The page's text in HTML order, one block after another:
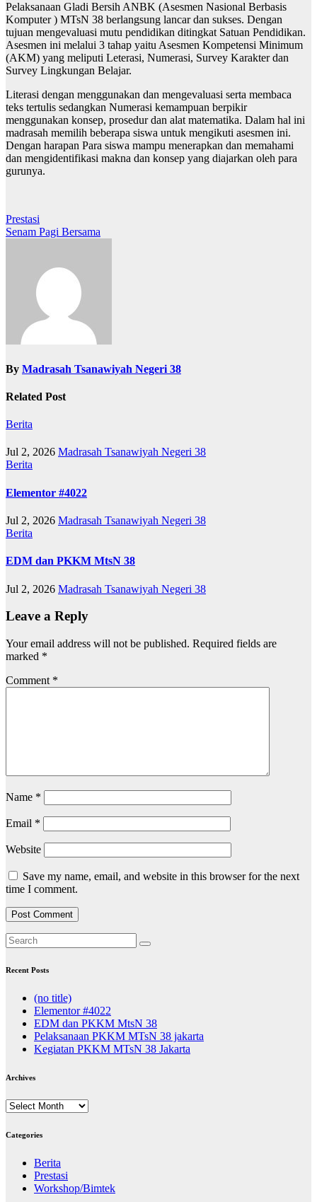
Pelaksanaan Gladi Bersih ANBK (Asesmen Nasional Berbasis
Komputer ) MTsN 38 berlangsung lancar dan sukses. Dengan
tujuan mengevaluasi mutu pendidikan ditingkat Satuan Pendidikan.
Asesmen ini melalui 3 tahap yaitu Asesmen Kompetensi Minimum
(AKM) yang meliputi Leterasi, Numerasi, Survey Karakter dan
Survey Lingkungan Belajar.
Literasi dengan menggunakan dan mengevaluasi serta membaca
teks tertulis sedangkan Numerasi kemampuan berpikir
menggunakan konsep, prosedur dan alat matematika. Dalam hal ini
madrasah memilih beberapa siswa untuk mengikuti asesmen ini.
Dengan harapan Para siswa mampu menerapkan dan memahami
dan mengidentifikasi makna dan konsep yang diajarkan oleh para
gurunya.
Post
navigation
Prestasi
Senam Pagi Bersama
By Madrasah Tsanawiyah Negeri 38
Related Post
Berita
Jul 2, 2026 Madrasah Tsanawiyah Negeri 38
Berita
Elementor #4022
Jul 2, 2026 Madrasah Tsanawiyah Negeri 38
Berita
EDM dan PKKM MtsN 38
Jul 2, 2026 Madrasah Tsanawiyah Negeri 38
Leave a Reply
Your email address will not be published. Required fields are
marked *
Comment *
Name *
Email *
Website
Save my name, email, and website in this browser for the next
time I comment.
Recent Posts
(no title)
Elementor #4022
EDM dan PKKM MtsN 38
Pelaksanaan PKKM MTsN 38 jakarta
Kegiatan PKKM MTsN 38 Jakarta
Archives
Archives
Categories
Berita
Prestasi
Workshop/Bimtek